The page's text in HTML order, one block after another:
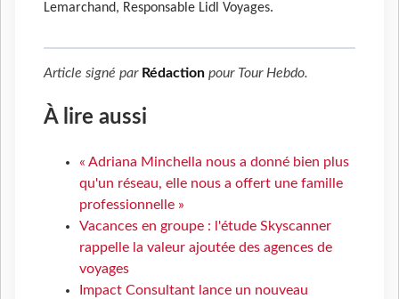
Lemarchand, Responsable Lidl Voyages.
Article signé par Rédaction pour Tour Hebdo.
À lire aussi
« Adriana Minchella nous a donné bien plus
qu'un réseau, elle nous a offert une famille
professionnelle »
Vacances en groupe : l'étude Skyscanner
rappelle la valeur ajoutée des agences de
voyages
Impact Consultant lance un nouveau